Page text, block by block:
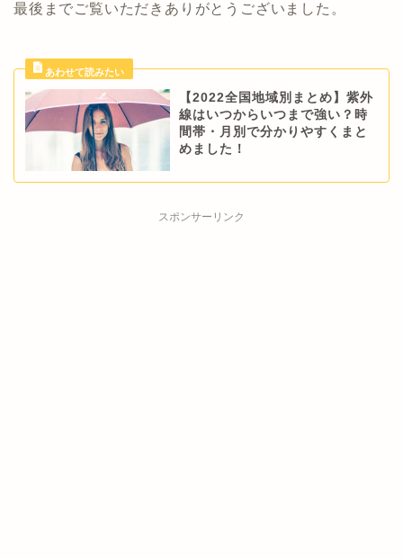
最後までご覧いただきありがとうございました。
【2022全国地域別まとめ】紫外
線はいつからいつまで強い？時
間帯・月別で分かりやすくまと
めました！
スポンサーリンク